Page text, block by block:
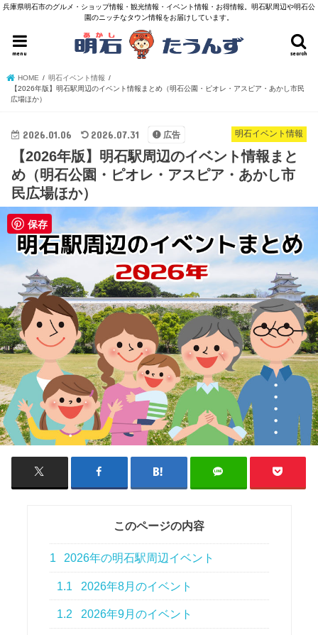
兵庫県明石市のグルメ・ショップ情報・観光情報・イベント情報・お得情報。明石駅周辺や明石公
園のニッチなタウン情報をお届けしています。
search
menu
HOME
明石イベント情報
【2026年版】明石駅周辺のイベント情報まとめ（明石公園・ピオレ・アスピア・あかし市民
広場ほか）
明石イベント情報
2026.01.06 2026.07.31 広告
【2026年版】明石駅周辺のイベント情報まと
め（明石公園・ピオレ・アスピア・あかし市
民広場ほか）
このページの内容
1 2026年の明石駅周辺イベント
1.1 2026年8月のイベント
1.2 2026年9月のイベント
保存